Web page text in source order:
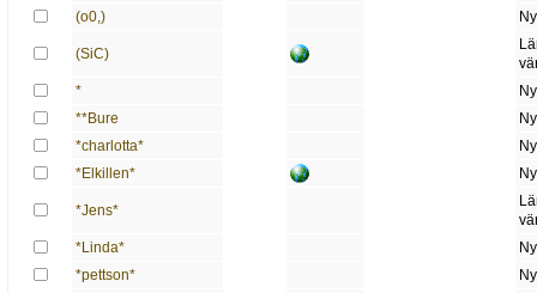
(o0,)
(SiC)
*
**Bure
*charlotta*
*Elkillen*
*Jens*
*Linda*
*pettson*